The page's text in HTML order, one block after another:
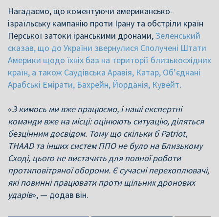
Нагадаємо, що коментуючи американсько-
ізраїльську кампанію проти Ірану та обстріли країн
Перської затоки іранськими дронами,Зеленський
сказав, що до України звернулися Сполучені Штати
Америки щодо їхніх баз на території близькосхідних
країн, а також Саудівська Аравія, Катар, Об’єднані
Арабські Емірати, Бахрейн, Йорданія, Кувейт.
«З кимось ми вже працюємо, і наші експертні
команди вже на місці: оцінюють ситуацію, діляться
безцінним досвідом. Тому що скільки б Patriot,
THAAD та інших систем ППО не було на Близькому
Сході, цього не вистачить для повної роботи
протиповітряної оборони. Є сучасні перехоплювачі,
які повинні працювати проти щільних дронових
ударів», — додав він.